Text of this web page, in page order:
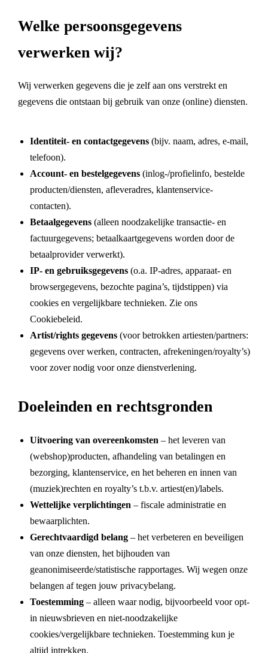
Welke persoonsgegevens
verwerken wij?
Wij verwerken gegevens die je zelf aan ons verstrekt en
gegevens die ontstaan bij gebruik van onze (online) diensten.
Identiteit- en contactgegevens (bijv. naam, adres, e-mail,
telefoon).
Account- en bestelgegevens (inlog-/profielinfo, bestelde
producten/diensten, afleveradres, klantenservice-
contacten).
Betaalgegevens (alleen noodzakelijke transactie- en
factuurgegevens; betaalkaartgegevens worden door de
betaalprovider verwerkt).
IP- en gebruiksgegevens (o.a. IP-adres, apparaat- en
browsergegevens, bezochte pagina’s, tijdstippen) via
cookies en vergelijkbare technieken. Zie ons
Cookiebeleid.
Artist/rights gegevens (voor betrokken artiesten/partners:
gegevens over werken, contracten, afrekeningen/royalty’s)
voor zover nodig voor onze dienstverlening.
Doeleinden en rechtsgronden
Uitvoering van overeenkomsten – het leveren van
(webshop)producten, afhandeling van betalingen en
bezorging, klantenservice, en het beheren en innen van
(muziek)rechten en royalty’s t.b.v. artiest(en)/labels.
Wettelijke verplichtingen – fiscale administratie en
bewaarplichten.
Gerechtvaardigd belang – het verbeteren en beveiligen
van onze diensten, het bijhouden van
geanonimiseerde/statistische rapportages. Wij wegen onze
belangen af tegen jouw privacybelang.
Toestemming – alleen waar nodig, bijvoorbeeld voor opt-
in nieuwsbrieven en niet-noodzakelijke
cookies/vergelijkbare technieken. Toestemming kun je
altijd intrekken.